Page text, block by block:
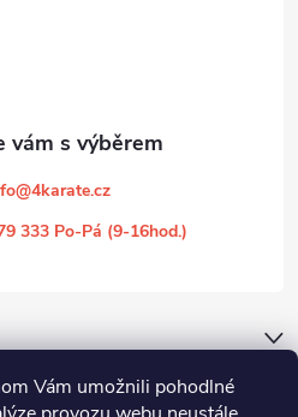
Vám umožnili pohodlné
@4karate.cz
333 Po-Pá (9-16hod.)